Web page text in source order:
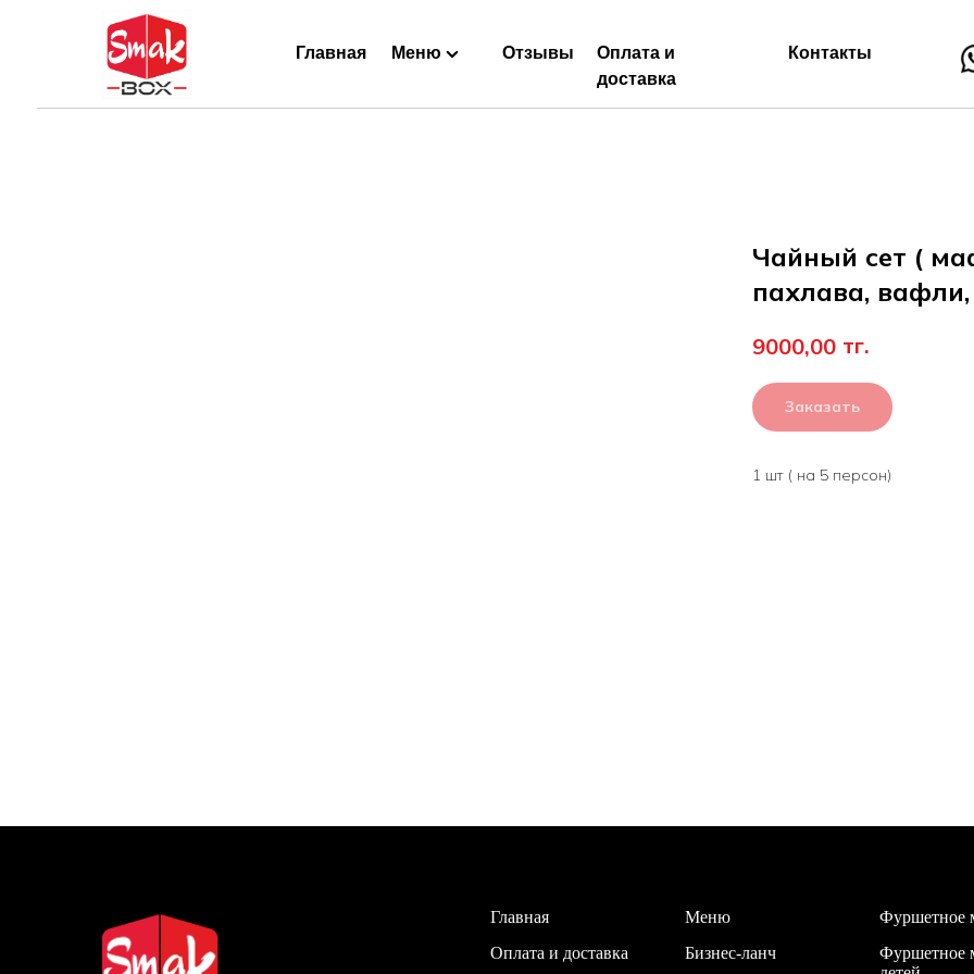
Главная Меню Отзывы Контакты
Оплата и
доставка
Чайный сет (
пахлава,
9000,00 тг.
Заказать
1 шт ( на 5 персон)
Главная
Оплата и доставка
Меню
Бизнес-ланч
Фуршетное
Фуршетное